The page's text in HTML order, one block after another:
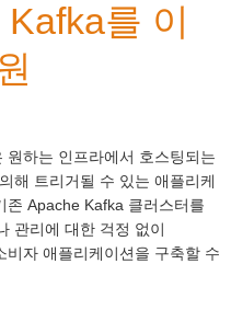
를 이
원하는 인프라에서 호스팅되는
해 트리거될 수 있는 애플리케
존 Apache Kafka 클러스터를
관리에 대한 걱정 없이
자 애플리케이션을 구축할 수